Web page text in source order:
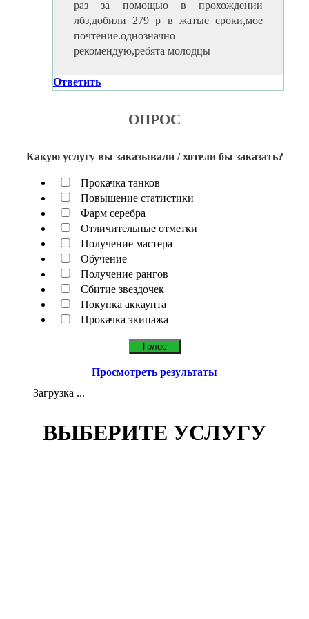
раз за помощью в прохождении
лбз,добили 279 р в жатые сроки,мое
почтение.однозначно
рекомендую,ребята молодцы
Ответить
ОПРОС
Какую услугу вы заказывали / хотели бы заказать?
Прокачка танков
Повышение статистики
Фарм серебра
Отличительные отметки
Получение мастера
Обучение
Получение рангов
Сбитие звездочек
Покупка аккаунта
Прокачка экипажа
Просмотреть результаты
Загрузка ...
ВЫБЕРИТЕ УСЛУГУ